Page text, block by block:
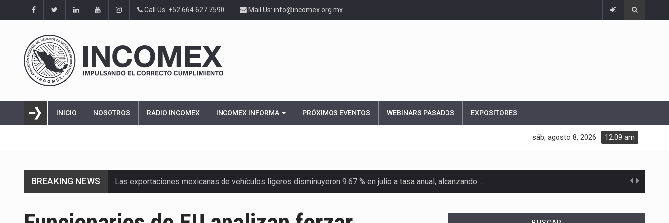
Call Us: +52 664 627 7590 Mail Us: info@incomex.org.mx
INICIO NOSOTROS RADIO INCOMEX INCOMEX INFORMA PRÓXIMOS EVENTOS WEBINARS PASADOS EXPOSITORES
12:09 am
sáb, agosto 8, 2026
BREAKING NEWS Las exportaciones mexicanas de vehículos ligeros disminuyeron 9.67 % en julio a tasa anual, alcanzando…